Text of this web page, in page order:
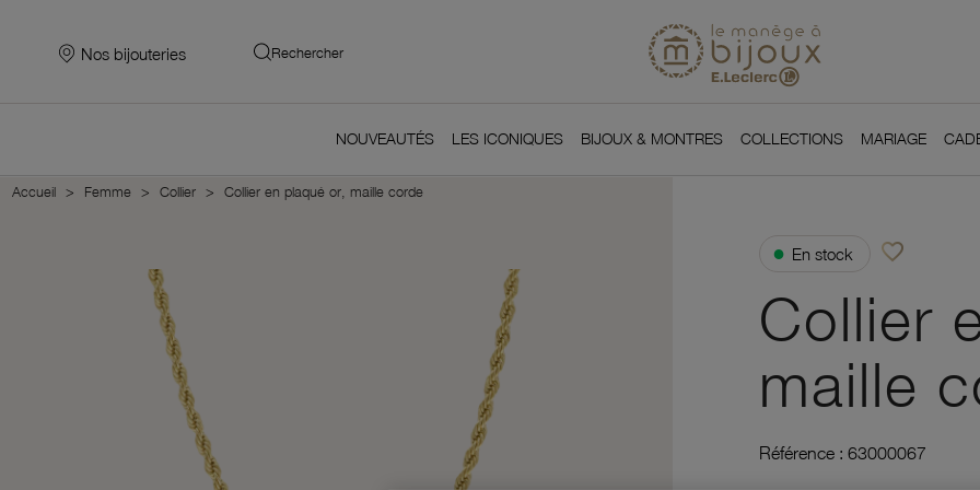
Nos bijouteries Rechercher
NOUVEAUTÉS LES ICONIQUES BIJOUX & MONTRES COLLECTIONS MARIAGE
Accueil Femme Collier Collier en plaqué or, maille corde
● En stock favorite_borderAjouter à vos
Collier
maille
Référence : 63000067